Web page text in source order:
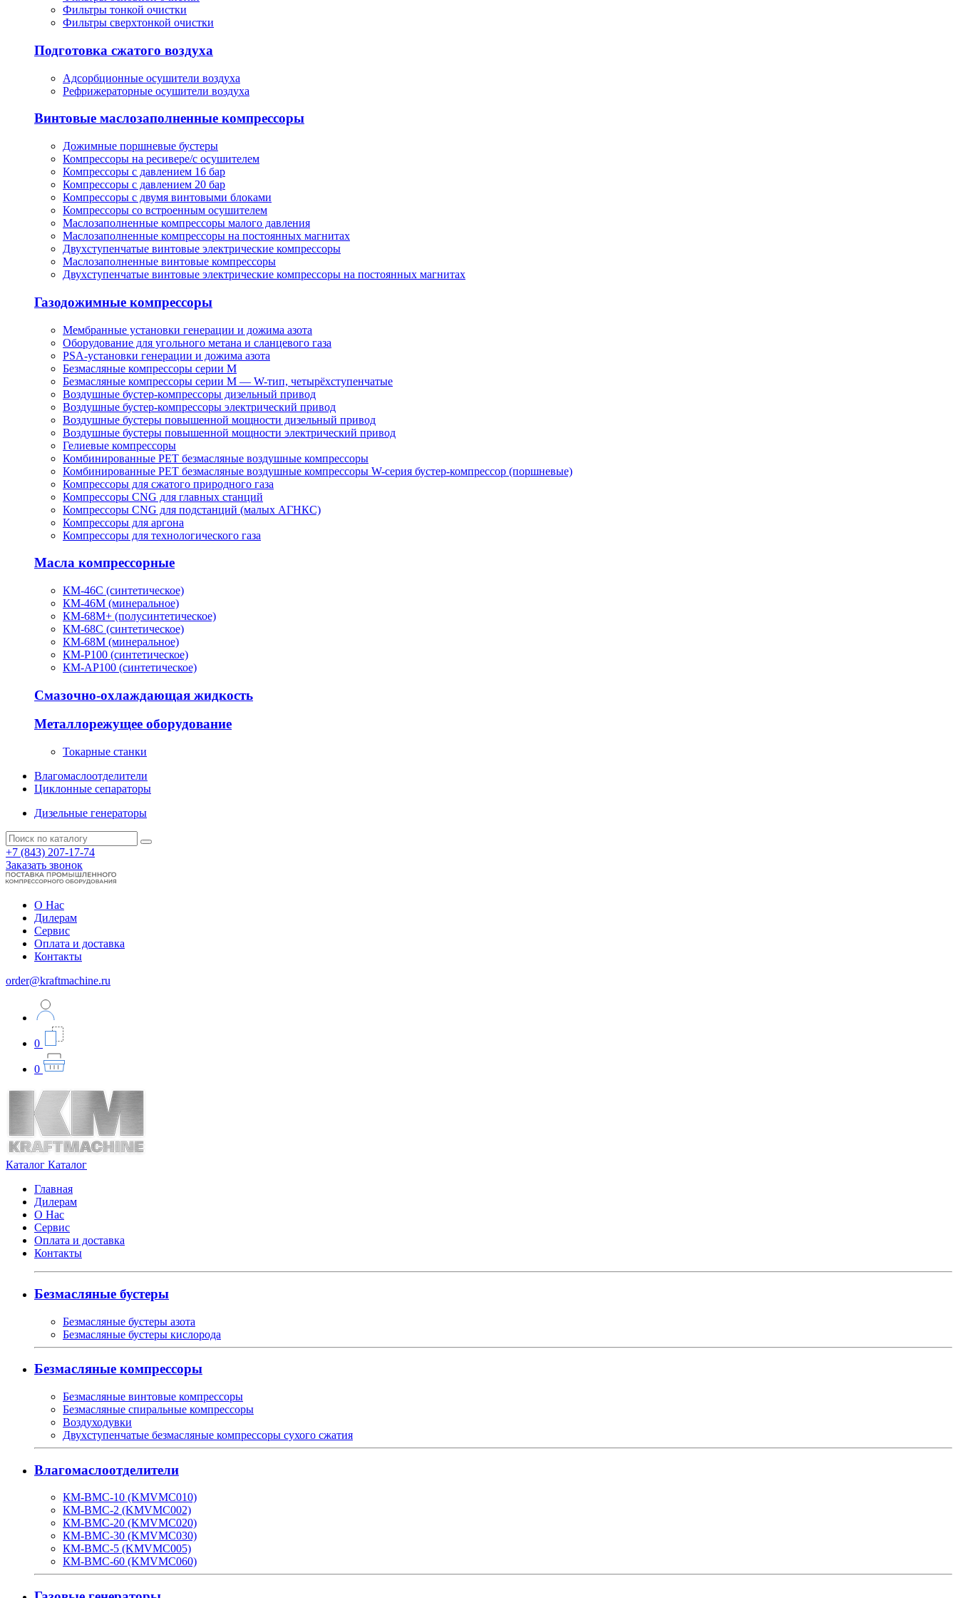
Фильтры тонкой очистки
Фильтры сверхтонкой очистки
Подготовка сжатого воздуха
Адсорбционные осушители воздуха
Рефрижераторные осушители воздуха
Винтовые маслозаполненные компрессоры
Дожимные поршневые бустеры
Компрессоры на ресивере/с осушителем
Компрессоры с давлением 16 бар
Компрессоры с давлением 20 бар
Компрессоры с двумя винтовыми блоками
Компрессоры со встроенным осушителем
Маслозаполненные компрессоры малого давления
Маслозаполненные компрессоры на постоянных магнитах
Двухступенчатые винтовые электрические компрессоры
Маслозаполненные винтовые компрессоры
Двухступенчатые винтовые электрические компрессоры на постоянных магнитах
Газодожимные компрессоры
Мембранные установки генерации и дожима азота
Оборудование для угольного метана и сланцевого газа
PSA-установки генерации и дожима азота
Безмасляные компрессоры серии M
Безмасляные компрессоры серии M — W-тип, четырёхступенчатые
Воздушные бустер-компрессоры дизельный привод
Воздушные бустер-компрессоры электрический привод
Воздушные бустеры повышенной мощности дизельный привод
Воздушные бустеры повышенной мощности электрический привод
Гелиевые компрессоры
Комбинированные PET безмасляные воздушные компрессоры
Комбинированные PET безмасляные воздушные компрессоры W-серия бустер-компрессор (поршневые)
Компрессоры для сжатого природного газа
Компрессоры CNG для главных станций
Компрессоры CNG для подстанций (малых АГНКС)
Компрессоры для аргона
Компрессоры для технологического газа
Масла компрессорные
КМ-46С (синтетическое)
КМ-46М (минеральное)
КМ-68М+ (полусинтетическое)
КМ-68С (синтетическое)
КМ-68М (минеральное)
КМ-Р100 (синтетическое)
КМ-АР100 (синтетическое)
Смазочно-охлаждающая жидкость
Металлорежущее оборудование
Токарные станки
Влагомаслоотделители
Циклонные сепараторы
Дизельные генераторы
+7 (843) 207-17-74
Заказать звонок
О Нас
Дилерам
Сервис
Оплата и доставка
Контакты
order@kraftmachine.ru
0
0
Каталог Каталог
Главная
Дилерам
О Нас
Сервис
Оплата и доставка
Контакты
Безмасляные бустеры
Безмасляные бустеры азота
Безмасляные бустеры кислорода
Безмасляные компрессоры
Безмасляные винтовые компрессоры
Безмасляные спиральные компрессоры
Воздуходувки
Двухступенчатые безмасляные компрессоры сухого сжатия
Влагомаслоотделители
КМ-ВМС-10 (KMVMC010)
КМ-ВМС-2 (KMVMC002)
КМ-ВМС-20 (KMVMC020)
КМ-ВМС-30 (KMVMC030)
КМ-ВМС-5 (KMVMC005)
КМ-ВМС-60 (KMVMC060)